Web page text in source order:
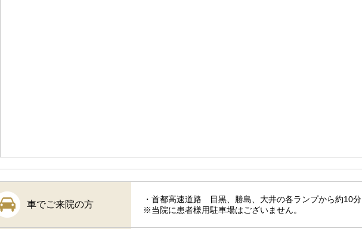
車でご来院の方
・首都高速道路 目黒、勝島、大井の各ランプから約10分
※当院に患者様用駐車場はございません。